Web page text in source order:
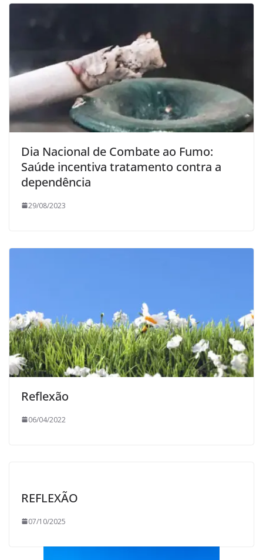
Dia Nacional de Combate ao Fumo:
Saúde incentiva tratamento contra a
dependência
29/08/2023
Reflexão
06/04/2022
REFLEXÃO
07/10/2025